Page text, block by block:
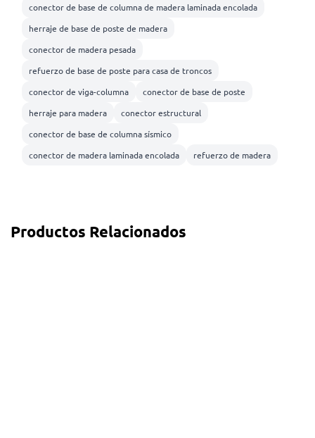
conector de base de columna de madera laminada encolada
herraje de base de poste de madera
conector de madera pesada
refuerzo de base de poste para casa de troncos
conector de viga-columna
conector de base de poste
herraje para madera
conector estructural
conector de base de columna sísmico
conector de madera laminada encolada
refuerzo de madera
Productos Relacionados